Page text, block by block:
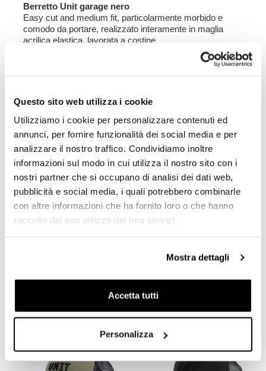
Questo sito web utilizza i cookie
Utilizziamo i cookie per personalizzare contenuti ed
annunci, per fornire funzionalità dei social media e per
analizzare il nostro traffico. Condividiamo inoltre
informazioni sul modo in cui utilizza il nostro sito con i
nostri partner che si occupano di analisi dei dati web,
pubblicità e social media, i quali potrebbero combinarle
con altre informazioni che ha fornito loro o che hanno
raccolto dal suo utilizzo dei loro servizi.
Mostra dettagli
Accetta tutti
Personalizza
Berretto Unit garage nero
Easy cut and medium fit, particolarmente morbido e
comodo da portare, realizzato interamente in maglia
acrilica elastica, lavorata a costine.
RICHIEDI INFORMAZIONI
OPINIONE DEI CLIENTI
Deviaccedereper poter scrivere la tua opinione.
PRODOTTI CHE TI POTREBBERO